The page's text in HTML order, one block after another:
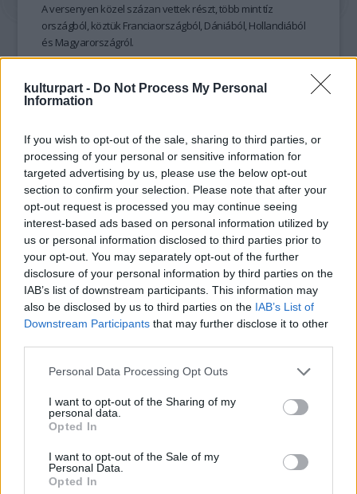
kulturpart - Do Not Process My Personal
Information
If you wish to opt-out of the sale, sharing to third parties, or
processing of your personal or sensitive information for
targeted advertising by us, please use the below opt-out
section to confirm your selection. Please note that after your
opt-out request is processed you may continue seeing
interest-based ads based on personal information utilized by
us or personal information disclosed to third parties prior to
your opt-out. You may separately opt-out of the further
disclosure of your personal information by third parties on the
IAB’s list of downstream participants. This information may
also be disclosed by us to third parties on the IAB’s List of
Downstream Participants that may further disclose it to other
Please note that this website/app uses one or more Google
not limited to your visit or usage behaviour. You may click to
grant or deny consent to Google and its third-party tags to
use your data for below specified purposes in below Google
consent section.
Personal Data Processing Opt Outs
I want to opt-out of the Sharing of my
personal data.
Opted In
I want to opt-out of the Sale of my
Personal Data.
Opted In
A versenyen közel százan vettek részt, több minttíz
országból, köztük Franciaországból, Dániából, Hollandiából
és Magyarországról.
Nézz is, ne csak hallgass!
2014. 08. 17.|Szakszon Réka
Medúzák a fejek felett, óriásvirágok az út mentén, vörös
szőnyeghez illő csillárfolyosó. Nyitott szemmel jártunk körbe